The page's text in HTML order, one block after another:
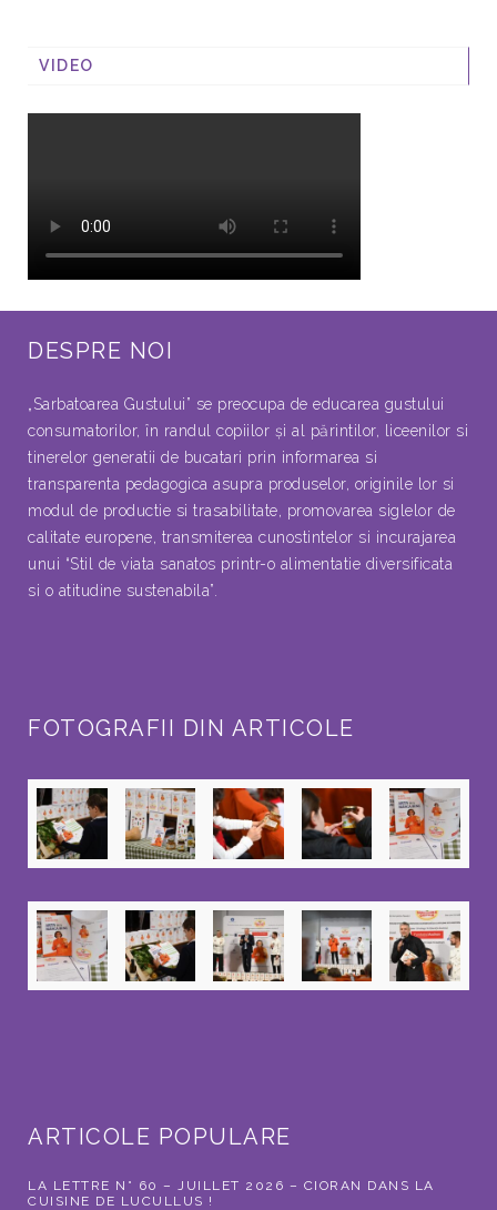
VIDEO
DESPRE NOI
„Sarbatoarea Gustului” se preocupa de educarea gustului
consumatorilor, în randul copiilor şi al părintilor, liceenilor si
tinerelor generatii de bucatari prin informarea si
transparenta pedagogica asupra produselor, originile lor si
modul de productie si trasabilitate, promovarea siglelor de
calitate europene, transmiterea cunostintelor si incurajarea
unui “Stil de viata sanatos printr-o alimentatie diversificata
si o atitudine sustenabila”.
FOTOGRAFII DIN ARTICOLE
ARTICOLE POPULARE
LA LETTRE N° 60 – JUILLET 2026 – CIORAN DANS LA
CUISINE DE LUCULLUS !